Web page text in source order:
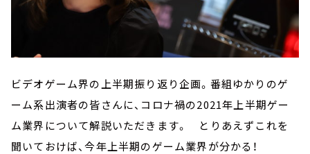
ビデオゲーム界の上半期振り返り企画。番組ゆかりのゲ
ーム系出演者の皆さんに、コロナ禍の2021年上半期ゲー
ム業界について解説いただきます。 とりあえずこれを
聞いておけば、今年上半期のゲーム業界が分かる！